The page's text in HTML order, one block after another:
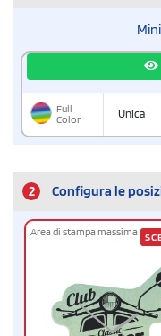
Full
Color
Unica
2 Configura le
Area di stampa massima cm